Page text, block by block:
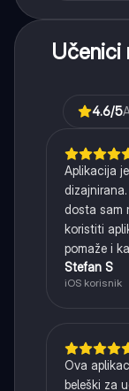
Učenici
4.6/5
Aplikacija
dosta sam
koristiti
pomaže i
Stefan S
iOS korisnik
Ova
beleški za